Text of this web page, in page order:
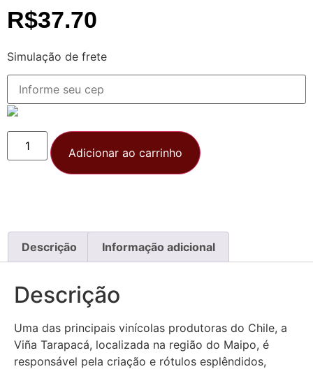
R$37.70
Simulação de frete
Adicionar ao carrinho
Descrição Informação adicional
Descrição
Uma das principais vinícolas produtoras do Chile, a
Viña Tarapacá, localizada na região do Maipo, é
responsável pela criação e rótulos esplêndidos,